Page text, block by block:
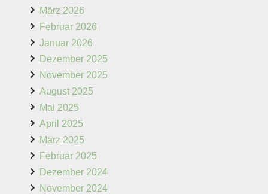
März 2026
Februar 2026
Januar 2026
Dezember 2025
November 2025
August 2025
Mai 2025
April 2025
März 2025
Februar 2025
Dezember 2024
November 2024